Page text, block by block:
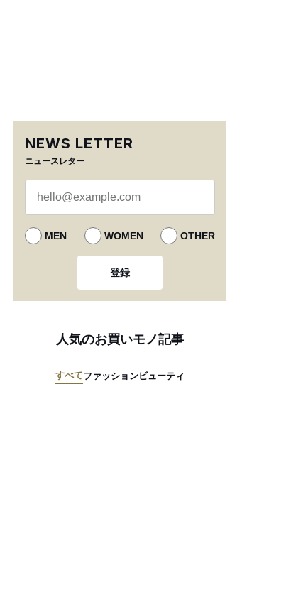
NEWS LETTER
ニュースレター
MEN WOMEN OTHER
登録
人気のお買いモノ記事
すべてファッションビューティ